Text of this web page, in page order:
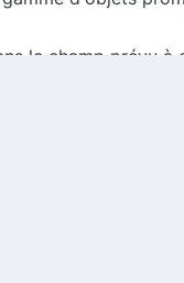
le champ prévu à